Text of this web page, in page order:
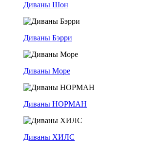
Диваны Шон
Диваны Бэрри
Диваны Море
Диваны НОРМАН
Диваны ХИЛС